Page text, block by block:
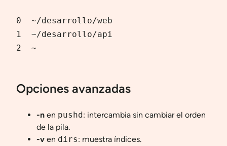
0  ~/desarrollo/web
1  ~/desarrollo/api
2  ~
Opciones avanzadas
-n en pushd : intercambia sin cambiar el orden
de la pila.
-v en dirs: muestra índices.